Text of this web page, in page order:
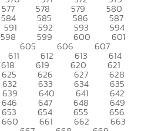
577 578 579 580
584 585 586 587
591 592 593 594
598 599 600 601
605 606 607
611 612 613 614
618 619 620 621
625 626 627 628
632 633 634 635
639 640 641 642
646 647 648 649
653 654 655 656
660 661 662 663